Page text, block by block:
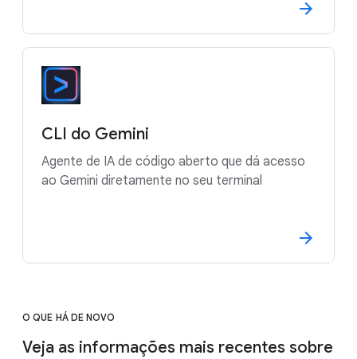
CLI do Gemini
Agente de IA de código aberto que dá acesso
ao Gemini diretamente no seu terminal
O QUE HÁ DE NOVO
Veja as informações mais recentes sobre